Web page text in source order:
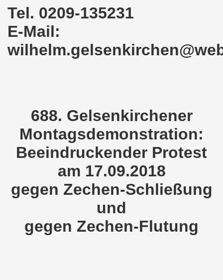
Tel. 0209-135231
E-Mail:
688. Gelsenkirchener
Montagsdemonstration:
Beeindruckender Protest
am 17.09.2018
gegen Zechen-Schließung
und
gegen Zechen-Flutung
ist bereit seit dem 22.08.2022 zu kämpfen
ruft auf am 22.08.2022 zum Protest und
Montagsdemo-Bewegung: Stärken wir
gegen Inflation, gegen Armut und gegen die
mit bis zu etwa ca. 1.500 Teilnehmerinnen
Montagsdemo-Bewegung am 23.05.2022 - stärken wir
gleichermaßen bekämpfen am 28.03.2022 auf
Montagsdemo-Bewegung - stärken wir